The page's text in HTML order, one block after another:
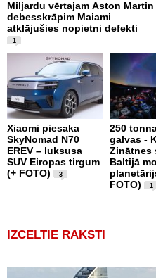
Miljardu vērtajam Aston Martin
debesskrāpim Maiami
atklājušies nopietni defekti
1
Xiaomi piesaka
SkyNomad N70
EREV – luksusa
SUV Eiropas tirgum
(+ FOTO)
3
250
galvas -
Zinātnes
Baltijā
FOTO)
1
IZCELTIE RAKSTI